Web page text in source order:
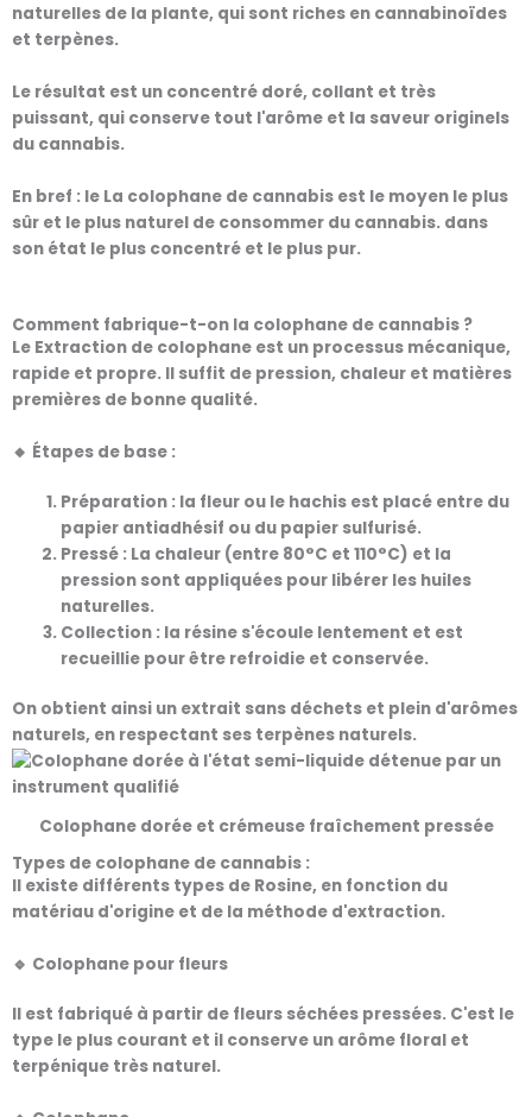
naturelles de la plante, qui sont riches en cannabinoïdes
et terpènes.
Le résultat est un concentré doré, collant et très
puissant, qui conserve tout l'arôme et la saveur originels
du cannabis.
En bref : le La colophane de cannabis est le moyen le plus
sûr et le plus naturel de consommer du cannabis. dans
son état le plus concentré et le plus pur.
Comment fabrique-t-on la colophane de cannabis ?
Le Extraction de colophane est un processus mécanique,
rapide et propre. Il suffit de pression, chaleur et matières
premières de bonne qualité.
🔸 Étapes de base :
Préparation : la fleur ou le hachis est placé entre du
papier antiadhésif ou du papier sulfurisé.
Pressé : La chaleur (entre 80°C et 110°C) et la
pression sont appliquées pour libérer les huiles
naturelles.
Collection : la résine s'écoule lentement et est
recueillie pour être refroidie et conservée.
On obtient ainsi un extrait sans déchets et plein d'arômes
naturels, en respectant ses terpènes naturels.
Colophane dorée et crémeuse fraîchement pressée
Types de colophane de cannabis :
Il existe différents types de Rosine, en fonction du
matériau d'origine et de la méthode d'extraction.
🔹 Colophane pour fleurs
Il est fabriqué à partir de fleurs séchées pressées. C'est le
type le plus courant et il conserve un arôme floral et
terpénique très naturel.